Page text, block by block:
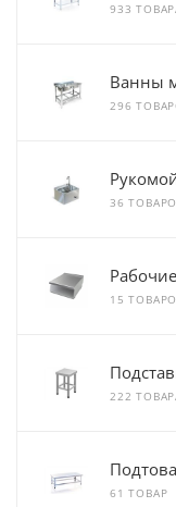
933
Ванны
296
36
15
222
61 ТОВАР